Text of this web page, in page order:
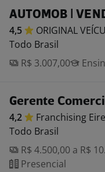
AUTOMOB |
4,5 ORIGINAL
Todo Brasil
R$ 3.007,00
Gerente
4,2 Franchising
Todo Brasil
R$ 4.500,00 a R$
Presencial